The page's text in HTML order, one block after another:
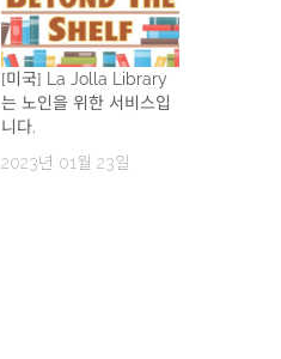
[미국] La Jolla Library
는 노인을 위한 서비스입
니다.
2023년 01월 23일